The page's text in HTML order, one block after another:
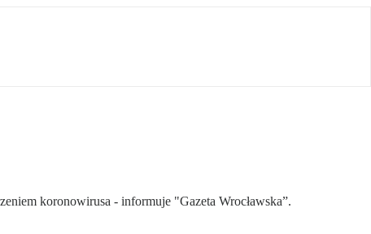
koronowirusa - informuje "Gazeta Wrocławska”.